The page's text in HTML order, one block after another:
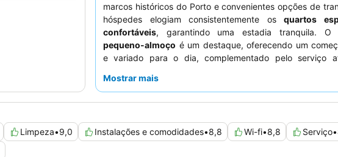
marcos históricos do Porto e convenientes opções de
hóspedes elogiam consistentemente os quartos
confortáveis, garantindo uma estadia tranquila.
pequeno-almoço é um destaque, oferecendo um
e variado para o dia, complementado pelo serviço
hóspedes recomendam pedir um quarto virado para
Mostrar mais
Limpeza•9,0 Instalações e comodidades•8,8 Wi-fi•8,8 Serviço•